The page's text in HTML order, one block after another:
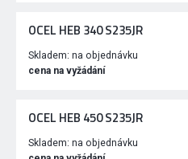
OCEL HEB 340 S235JR
Skladem: na objednávku
cena na vyžádání
OCEL HEB 450 S235JR
Skladem: na objednávku